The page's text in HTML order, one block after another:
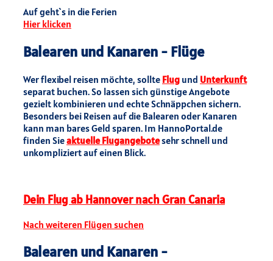
Auf geht`s in die Ferien
Hier klicken
Balearen und Kanaren - Flüge
Wer flexibel reisen möchte, sollte Flug und Unterkunft
separat buchen. So lassen sich günstige Angebote
gezielt kombinieren und echte Schnäppchen sichern.
Besonders bei Reisen auf die Balearen oder Kanaren
kann man bares Geld sparen. Im HannoPortal.de
finden Sieaktuelle Flugangebotesehr schnell und
unkompliziert auf einen Blick.
Dein Flug ab Hannover nach Gran Canaria
Nach weiteren Flügen suchen
Balearen und Kanaren -